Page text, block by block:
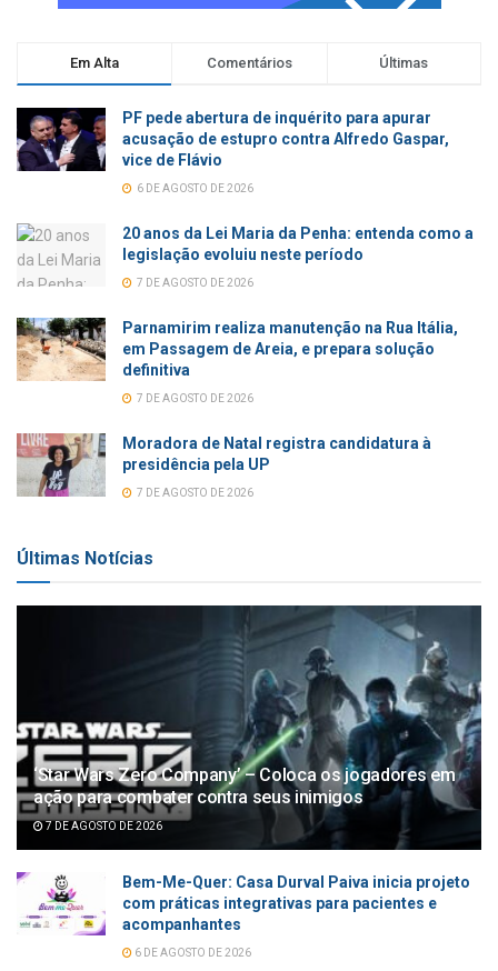
Em Alta Comentários Últimas
PF pede abertura de inquérito para apurar
acusação de estupro contra Alfredo Gaspar,
vice de Flávio
6 DE AGOSTO DE 2026
20 anos da Lei Maria da Penha: entenda como a
legislação evoluiu neste período
7 DE AGOSTO DE 2026
Parnamirim realiza manutenção na Rua Itália,
em Passagem de Areia, e prepara solução
definitiva
7 DE AGOSTO DE 2026
Moradora de Natal registra candidatura à
presidência pela UP
7 DE AGOSTO DE 2026
Últimas Notícias
‘Star Wars Zero Company’ – Coloca os jogadores em
ação para combater contra seus inimigos
7 DE AGOSTO DE 2026
Bem-Me-Quer: Casa Durval Paiva inicia projeto
com práticas integrativas para pacientes e
acompanhantes
6 DE AGOSTO DE 2026